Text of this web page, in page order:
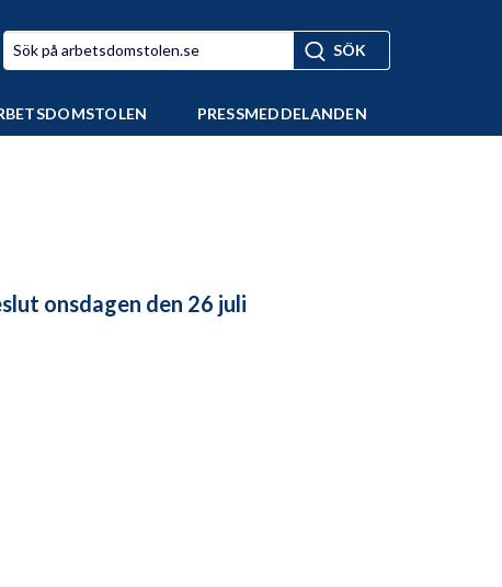
PRESSMEDDELANDEN
onsdagen den 26 juli